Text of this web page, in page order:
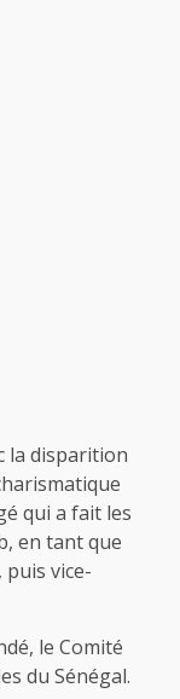
la disparition
qui a fait les
en tant que
vice-
le Comité
du Sénégal.